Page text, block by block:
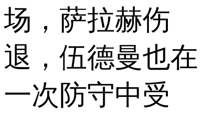
场，萨拉赫伤
退，伍德曼也在
一次防守中受